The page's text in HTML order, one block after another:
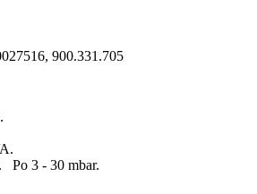
900.331.705
3 - 30 mbar.